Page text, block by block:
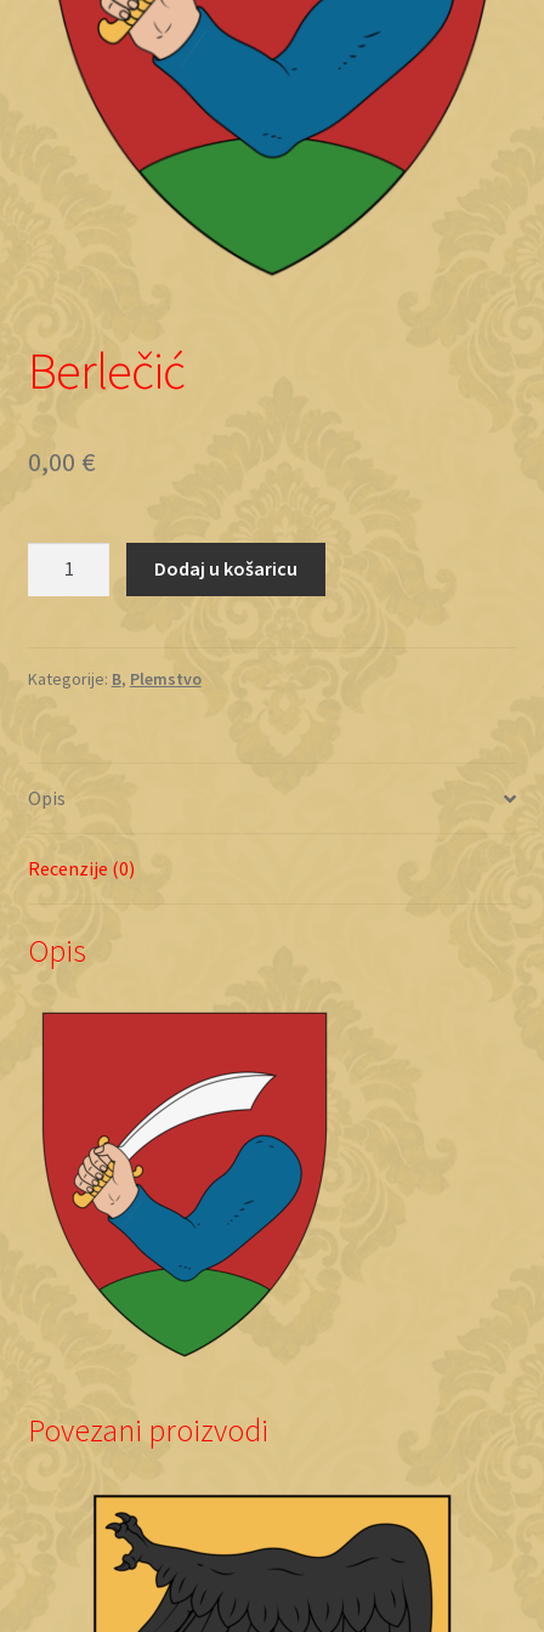
Objave
Berlečić
0,00 €
Dodaj u košaricu
Kategorije: B, Plemstvo
Opis
Recenzije (0)
Opis
Povezani proizvodi